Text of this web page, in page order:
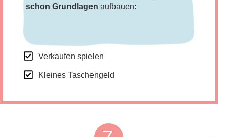
schon Grundlagen aufbauen:
Verkaufen spielen
Kleines Taschengeld